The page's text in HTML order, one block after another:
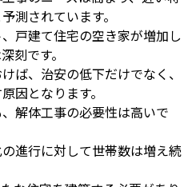
測されています。
戸建て住宅の空き家が増加し
刻です。
ば、治安の低下だけでなく、
因となります。
解体工事の必要性は高いで
進行に対して世帯数は増え続